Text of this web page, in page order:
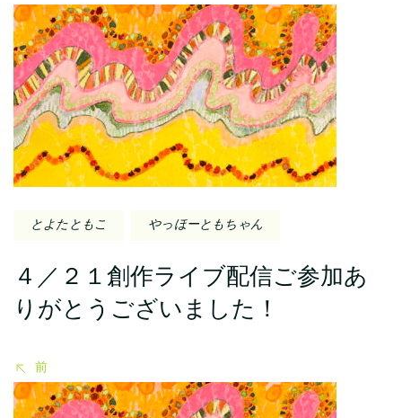
投
稿
ナ
ビ
ゲ
ー
シ
ョ
ン
とよたともこ やっほーともちゃん
４／２１創作ライブ配信ご参加あ
りがとうございました！
前